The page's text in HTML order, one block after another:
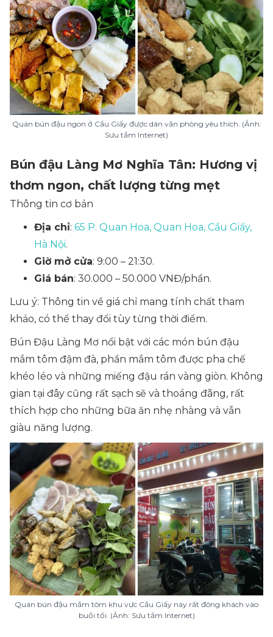
Quán bún đậu ngon ở Cầu Giấy được dân văn phòng yêu thích. (Ảnh:
Sưu tầm Internet)
Bún đậu Làng Mơ Nghĩa Tân: Hương vị
thơm ngon, chất lượng từng mẹt
Thông tin cơ bản
Địa chỉ: 65 P. Quan Hoa, Quan Hoa, Cầu Giấy,
Hà Nội.
Giờ mở cửa: 9:00 – 21:30.
Giá bán: 30.000 – 50.000 VNĐ/phần.
Lưu ý: Thông tin về giá chỉ mang tính chất tham
khảo, có thể thay đổi tùy từng thời điểm.
Bún Đậu Làng Mơ nổi bật với các món bún đậu
mắm tôm đậm đà, phần mắm tôm được pha chế
khéo léo và những miếng đậu rán vàng giòn. Không
gian tại đây cũng rất sạch sẽ và thoáng đãng, rất
thích hợp cho những bữa ăn nhẹ nhàng và vẫn
giàu năng lượng.
Quán bún đậu mắm tôm khu vực Cầu Giấy này rất đông khách vào
buổi tối. (Ảnh: Sưu tầm Internet)